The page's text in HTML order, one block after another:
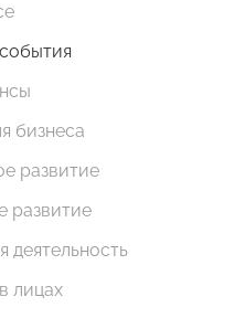
бизнеса
развитие
развитие
деятельность
лицах